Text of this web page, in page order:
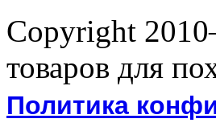
Copyright
товаров для
Политика